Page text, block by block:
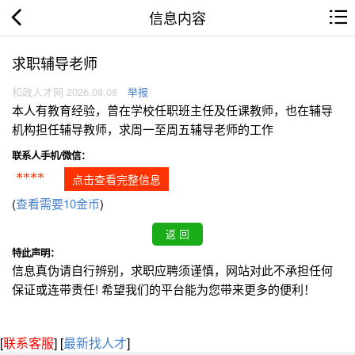
信息内容
求职辅导老师
和政人才网 2026.08.08 举报
本人有教育经验，曾在学校任职班主任及任课教师，也在辅导
机构担任辅导教师，求周一至周五辅导老师的工作
联系人手机/微信：
**** 点击查看完整信息
(查看需要10金币)
特此声明：
信息真伪请自行辨别，求职应聘须谨慎，网站对此不承担任何
保证或连带责任! 希望我们的平台能为您带来更多的便利！
[联系客服] [最新找人才]